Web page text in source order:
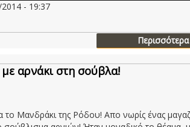
- 19:37
Περισσότερα
αρνάκι στη σούβλα!
Μανδράκι της Ρόδου! Απο νωρίς ένας